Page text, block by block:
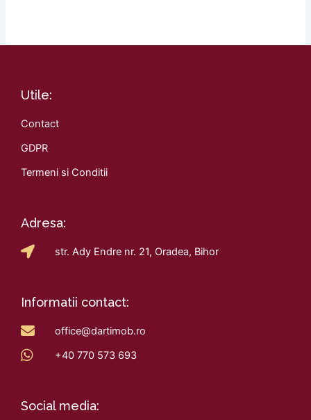
Utile:
Contact
GDPR
Termeni si Conditii
Adresa:
str. Ady Endre nr. 21, Oradea, Bihor
Informatii contact:
office@dartimob.ro
+40 770 573 693
Social media: